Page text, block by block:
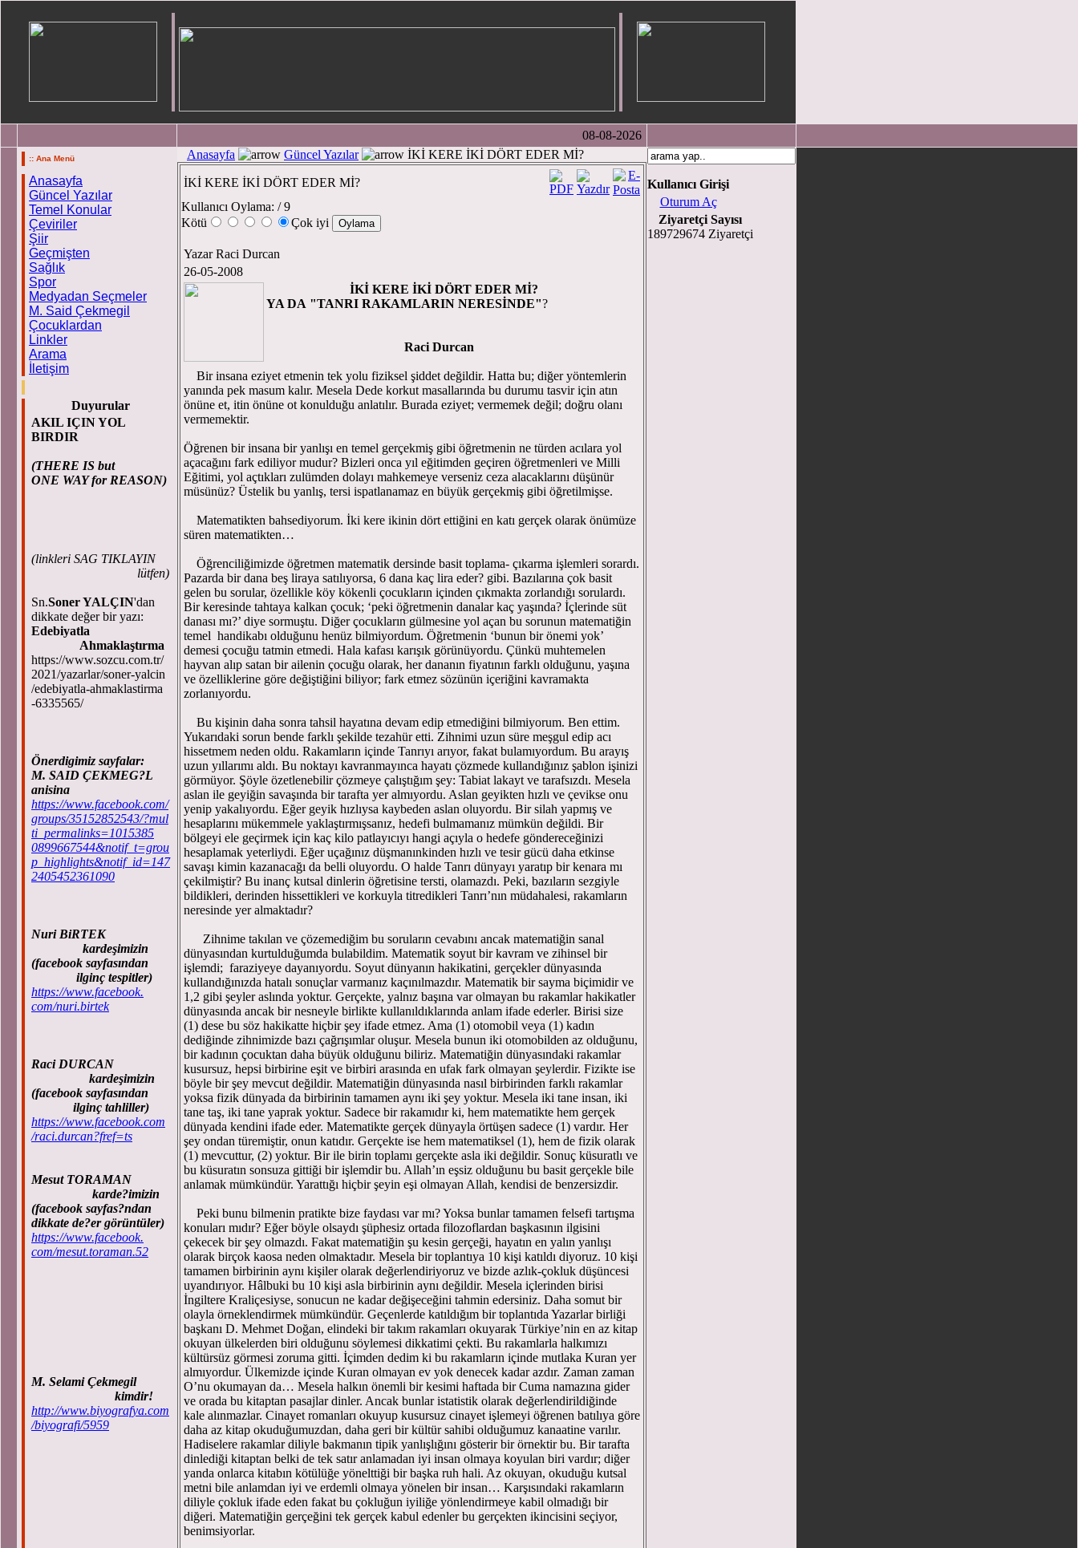
08-08-2026
:: Ana Menü
Anasayfa
Güncel Yazılar
Temel Konular
Çeviriler
Şiir
Geçmişten
Sağlık
Spor
Medyadan Seçmeler
M. Said Çekmegil
Çocuklardan
Linkler
Arama
İletişim
Duyurular
AKIL IÇIN YOL
BIRDIR
(THERE IS but
ONE WAY for REASON)
(linkleri SAG TIKLAYIN
lütfen)
Sn.Soner YALÇIN'dan
dikkate değer bir yazı:
Edebiyatla
Ahmaklaştırma
https://www.sozcu.com.tr/
2021/yazarlar/soner-yalcin
/edebiyatla-ahmaklastirma
-6335565/
Önerdigimiz sayfalar:
M. SAID ÇEKMEG?L
anisina
https://www.facebook.com/
groups/35152852543/?mul
ti_permalinks=1015385
0899667544&notif_t=grou
p_highlights&notif_id=147
2405452361090
Nuri BiRTEK
kardeşimizin
(facebook sayfasından
ilginç tespitler)
https://www.facebook.
com/nuri.birtek
Raci DURCAN
kardeşimizin
(facebook sayfasından
ilginç tahliller)
https://www.facebook.com
/raci.durcan?fref=ts
Mesut TORAMAN
karde?imizin
(facebook sayfas?ndan
dikkate de?er görüntüler)
https://www.facebook.
com/mesut.toraman.52
M. Selami Çekmegil
kimdir!
http://www.biyografya.com
/biyografi/5959
Anasayfa Güncel Yazılar İKİ KERE İKİ DÖRT EDER Mİ?
İKİ KERE İKİ DÖRT EDER Mİ?
Kullanıcı Oylama: / 9
Kötü
Çok iyi
Yazar Raci Durcan
26-05-2008
İKİ KERE İKİ DÖRT EDER Mİ?
YA DA "TANRI RAKAMLARIN NERESİNDE"?
Raci Durcan
Bir insana eziyet etmenin tek yolu fiziksel şiddet değildir. Hatta bu; diğer yöntemlerin
yanında pek masum kalır. Mesela Dede korkut masallarında bu durumu tasvir için atın
önüne et, itin önüne ot konulduğu anlatılır. Burada eziyet; vermemek değil; doğru olanı
vermemektir.
Öğrenen bir insana bir yanlışı en temel gerçekmiş gibi öğretmenin ne türden acılara yol
açacağını fark ediliyor mudur? Bizleri onca yıl eğitimden geçiren öğretmenleri ve Milli
Eğitimi, yol açtıkları zulümden dolayı mahkemeye verseniz ceza alacaklarını düşünür
müsünüz? Üstelik bu yanlış, tersi ispatlanamaz en büyük gerçekmiş gibi öğretilmişse.
Matematikten bahsediyorum. İki kere ikinin dört ettiğini en katı gerçek olarak önümüze
süren matematikten…
Öğrenciliğimizde öğretmen matematik dersinde basit toplama- çıkarma işlemleri sorardı.
Pazarda bir dana beş liraya satılıyorsa, 6 dana kaç lira eder? gibi. Bazılarına çok basit
gelen bu sorular, özellikle köy kökenli çocukların içinden çıkmakta zorlandığı sorulardı.
Bir keresinde tahtaya kalkan çocuk; ‘peki öğretmenin danalar kaç yaşında? İçlerinde süt
danası mı?’ diye sormuştu. Diğer çocukların gülmesine yol açan bu sorunun matematiğin
temel handikabı olduğunu henüz bilmiyordum. Öğretmenin ‘bunun bir önemi yok’
demesi çocuğu tatmin etmedi. Hala kafası karışık görünüyordu. Çünkü muhtemelen
hayvan alıp satan bir ailenin çocuğu olarak, her dananın fiyatının farklı olduğunu, yaşına
ve özelliklerine göre değiştiğini biliyor; fark etmez sözünün içeriğini kavramakta
zorlanıyordu.
Bu kişinin daha sonra tahsil hayatına devam edip etmediğini bilmiyorum. Ben ettim.
Yukarıdaki sorun bende farklı şekilde tezahür etti. Zihnimi uzun süre meşgul edip acı
hissetmem neden oldu. Rakamların içinde Tanrıyı arıyor, fakat bulamıyordum. Bu arayış
uzun yıllarımı aldı. Bu noktayı kavranmayınca hayatı çözmede kullandığınız şablon işinizi
görmüyor. Şöyle özetlenebilir çözmeye çalıştığım şey: Tabiat lakayt ve tarafsızdı. Mesela
aslan ile geyiğin savaşında bir tarafta yer almıyordu. Aslan geyikten hızlı ve çevikse onu
yenip yakalıyordu. Eğer geyik hızlıysa kaybeden aslan oluyordu. Bir silah yapmış ve
hesaplarını mükemmele yaklaştırmışsanız, hedefi bulmamanız mümkün değildi. Bir
bölgeyi ele geçirmek için kaç kilo patlayıcıyı hangi açıyla o hedefe göndereceğinizi
hesaplamak yeterliydi. Eğer uçağınız düşmanınkinden hızlı ve tesir gücü daha etkinse
savaşı kimin kazanacağı da belli oluyordu. O halde Tanrı dünyayı yaratıp bir kenara mı
çekilmiştir? Bu inanç kutsal dinlerin öğretisine tersti, olamazdı. Peki, bazıların sezgiyle
bildikleri, derinden hissettikleri ve korkuyla titredikleri Tanrı’nın müdahalesi, rakamların
neresinde yer almaktadır?
Zihnime takılan ve çözemediğim bu soruların cevabını ancak matematiğin sanal
dünyasından kurtulduğumda bulabildim. Matematik soyut bir kavram ve zihinsel bir
işlemdi; faraziyeye dayanıyordu. Soyut dünyanın hakikatini, gerçekler dünyasında
kullandığınızda hatalı sonuçlar varmanız kaçınılmazdır. Matematik bir sayma biçimidir ve
1,2 gibi şeyler aslında yoktur. Gerçekte, yalnız başına var olmayan bu rakamlar hakikatler
dünyasında ancak bir nesneyle birlikte kullanıldıklarında anlam ifade ederler. Birisi size
(1) dese bu söz hakikatte hiçbir şey ifade etmez. Ama (1) otomobil veya (1) kadın
dediğinde zihnimizde bazı çağrışımlar oluşur. Mesela bunun iki otomobilden az olduğunu,
bir kadının çocuktan daha büyük olduğunu biliriz. Matematiğin dünyasındaki rakamlar
kusursuz, hepsi birbirine eşit ve birbiri arasında en ufak fark olmayan şeylerdir. Fizikte ise
böyle bir şey mevcut değildir. Matematiğin dünyasında nasıl birbirinden farklı rakamlar
yoksa fizik dünyada da birbirinin tamamen aynı iki şey yoktur. Mesela iki tane insan, iki
tane taş, iki tane yaprak yoktur. Sadece bir rakamıdır ki, hem matematikte hem gerçek
dünyada kendini ifade eder. Matematikte gerçek dünyayla örtüşen sadece (1) vardır. Her
şey ondan türemiştir, onun katıdır. Gerçekte ise hem matematiksel (1), hem de fizik olarak
(1) mevcuttur, (2) yoktur. Bir ile birin toplamı gerçekte asla iki değildir. Sonuç küsuratlı ve
bu küsuratın sonsuza gittiği bir işlemdir bu. Allah’ın eşsiz olduğunu bu basit gerçekle bile
anlamak mümkündür. Yarattığı hiçbir şeyin eşi olmayan Allah, kendisi de benzersizdir.
Peki bunu bilmenin pratikte bize faydası var mı? Yoksa bunlar tamamen felsefi tartışma
konuları mıdır? Eğer böyle olsaydı şüphesiz ortada filozoflardan başkasının ilgisini
çekecek bir şey olmazdı. Fakat matematiğin şu kesin gerçeği, hayatın en yalın yanlışı
olarak birçok kaosa neden olmaktadır. Mesela bir toplantıya 10 kişi katıldı diyoruz. 10 kişi
tamamen birbirinin aynı kişiler olarak değerlendiriyoruz ve bizde azlık-çokluk düşüncesi
uyandırıyor. Hâlbuki bu 10 kişi asla birbirinin aynı değildir. Mesela içlerinden birisi
İngiltere Kraliçesiyse, sonucun ne kadar değişeceğini tahmin edersiniz. Daha somut bir
olayla örneklendirmek mümkündür. Geçenlerde katıldığım bir toplantıda Yazarlar birliği
başkanı D. Mehmet Doğan, elindeki bir takım rakamları okuyarak Türkiye’nin en az kitap
okuyan ülkelerden biri olduğunu söylemesi dikkatimi çekti. Bu rakamlarla halkımızı
kültürsüz görmesi zoruma gitti. İçimden dedim ki bu rakamların içinde mutlaka Kuran yer
almıyordur. Ülkemizde içinde Kuran olmayan ev yok denecek kadar azdır. Zaman zaman
O’nu okumayan da… Mesela halkın önemli bir kesimi haftada bir Cuma namazına gider
ve orada bu kitaptan pasajlar dinler. Ancak bunlar istatistik olarak değerlendirildiğinde
kale alınmazlar. Cinayet romanları okuyup kusursuz cinayet işlemeyi öğrenen batılıya göre
daha az kitap okuduğumuzdan, daha geri bir kültür sahibi olduğumuz kanaatine varılır.
Hadiselere rakamlar diliyle bakmanın tipik yanlışlığını gösterir bir örnektir bu. Bir tarafta
dinlediği kitaptan belki de tek satır anlamadan iyi insan olmaya koyulan biri vardır; diğer
yanda onlarca kitabın kötülüğe yönelttiği bir başka ruh hali. Az okuyan, okuduğu kutsal
metni bile anlamdan iyi ve erdemli olmaya yönelen bir insan… Karşısındaki rakamların
diliyle çokluk ifade eden fakat bu çokluğun iyiliğe yönlendirmeye kabil olmadığı bir
diğeri. Matematiğin gerçeğini tek gerçek kabul edenler bu gerçekten ikincisini seçiyor,
benimsiyorlar.
Kullanıcı Girişi
Oturum Aç
Ziyaretçi Sayısı
189729674 Ziyaretçi